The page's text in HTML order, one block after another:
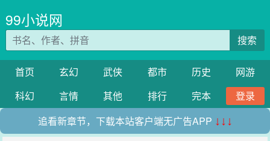
99小说网
搜索
首页 玄幻 武侠 都市 历史
网游
科幻
言情 其他 排行 完本
登录
追看新章节，下载本站客户端无广告APP ↓↓↓